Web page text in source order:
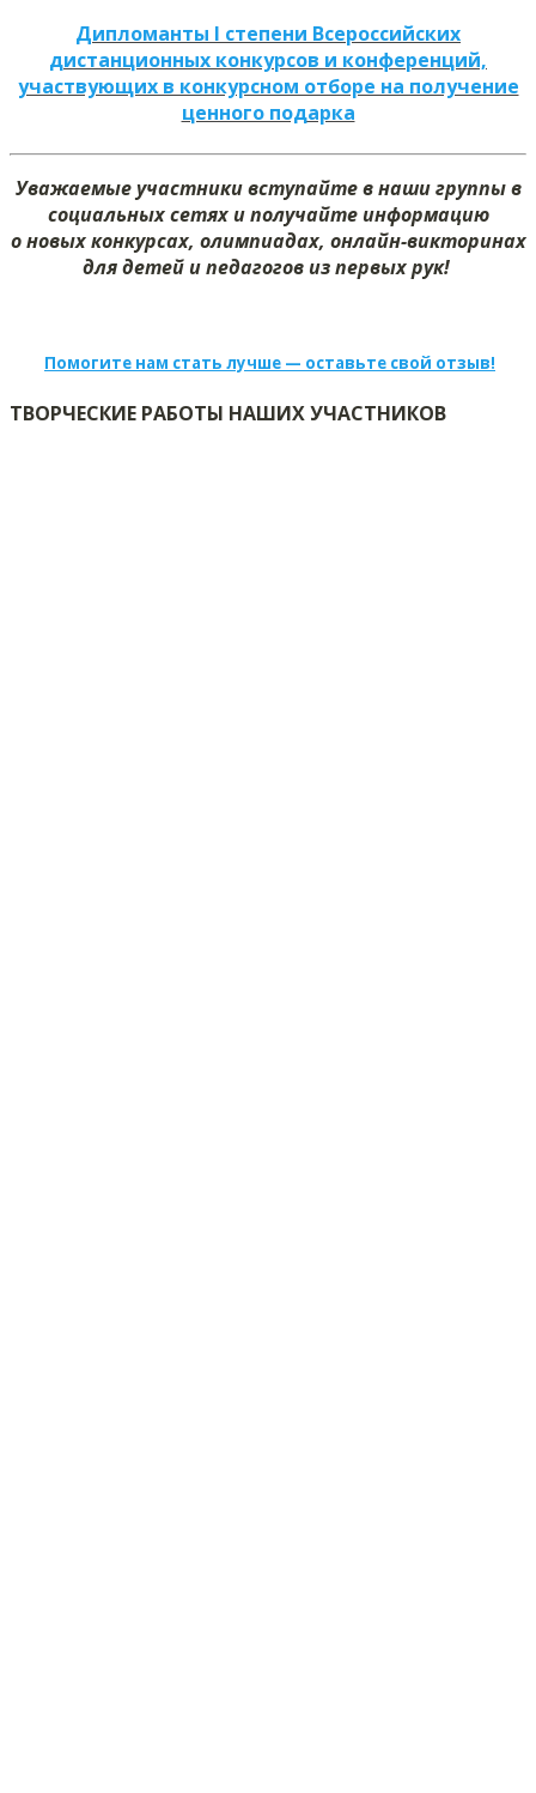
Дипломанты I степени Всероссийских
дистанционных конкурсов и конференций,
участвующих в конкурсном отборе на получение
ценного подарка
Уважаемые участники вступайте в наши группы в
социальных сетях и получайте информацию
о новых конкурсах, олимпиадах, онлайн-викторинах
для детей и педагогов из первых рук!
Помогите нам стать лучше — оставьте свой отзыв!
ТВОРЧЕСКИЕ РАБОТЫ НАШИХ УЧАСТНИКОВ